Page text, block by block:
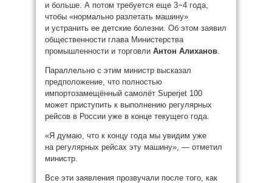
и больше. А потом требуется еще 3−4 года,
чтобы «нормально разлетать машину»
и устранить ее детские болезни. Об этом заявил
общественности глава Министерства
промышленности и торговли Антон Алиханов.
Параллельно с этим министр высказал
предположение, что полностью
импортозамещённый самолёт Superjet 100
может приступить к выполнению регулярных
рейсов в России уже в конце текущего года.
«Я думаю, что к концу года мы увидим уже
на регулярных рейсах эту машину», — отметил
министр.
Все эти заявления прозвучали после того, как